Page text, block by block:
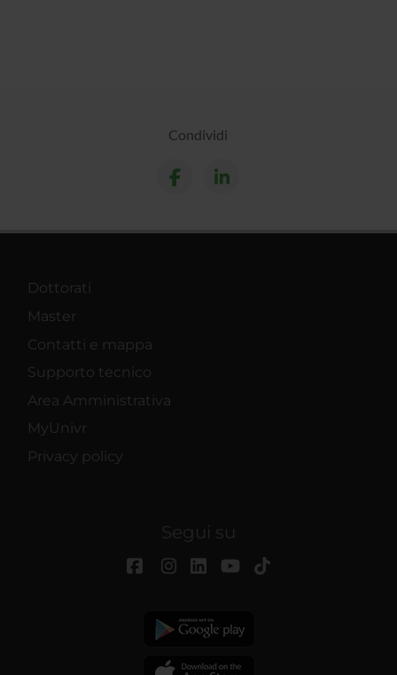
Condividi
Dottorati
Master
Contatti e mappa
Supporto tecnico
Area Amministrativa
MyUnivr
Privacy policy
Segui su